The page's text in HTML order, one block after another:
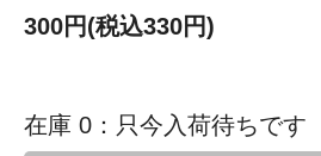
300円(税込330円)
在庫 0：只今入荷待ちです